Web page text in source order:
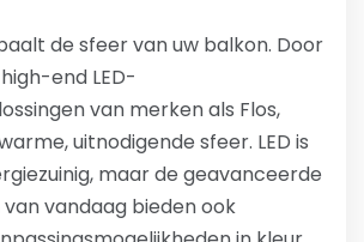
de sfeer van uw balkon. Door
end LED-
van merken als Flos,
uitnodigende sfeer. LED is
maar de geavanceerde
vandaag bieden ook